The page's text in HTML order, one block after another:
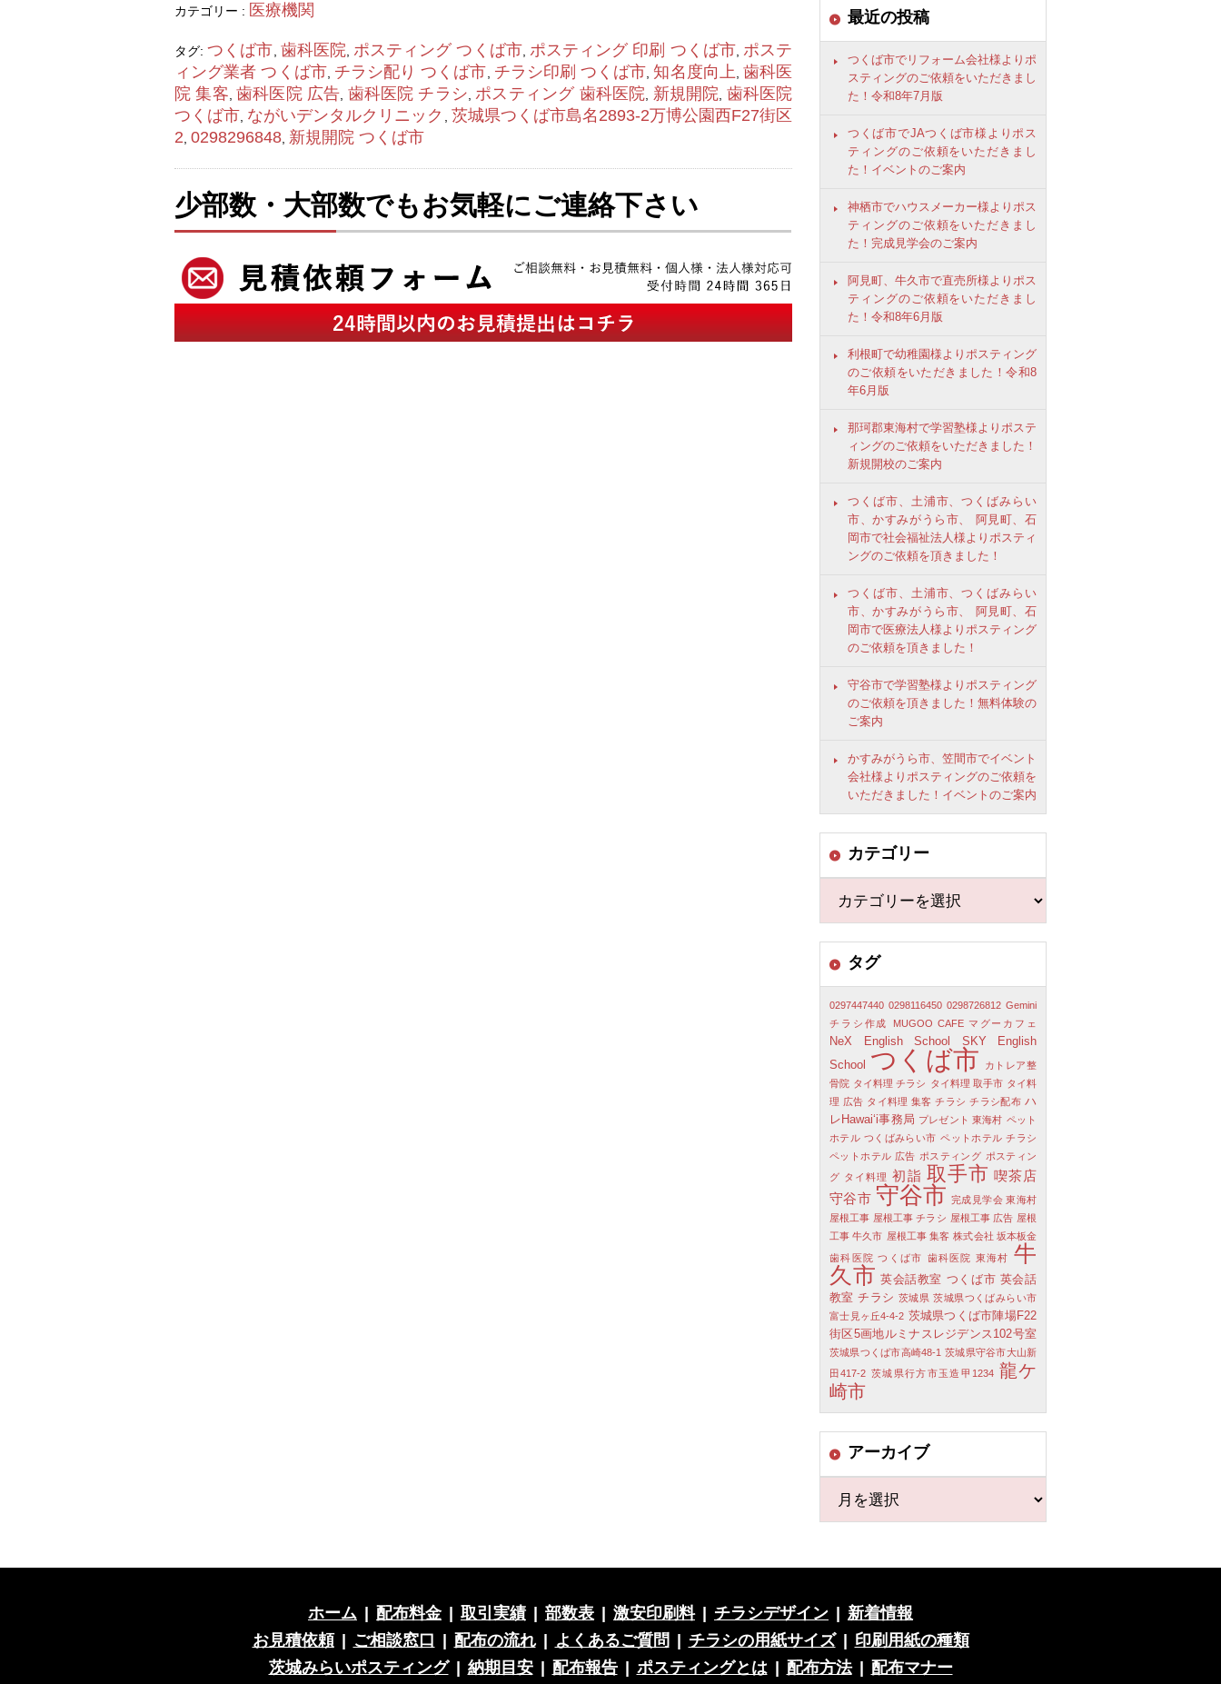
カテゴリー : 医療機関
タグ:つくば市, 歯科医院, ポスティング つくば市, ポスティング 印刷 つくば市, ポステ
ィング業者 つくば市, チラシ配り つくば市, チラシ印刷 つくば市, 知名度向上, 歯科医
院 集客, 歯科医院 広告, 歯科医院 チラシ,ポスティング 歯科医院, 新規開院, 歯科医院
つくば市, ながいデンタルクリニック , 茨城県つくば市島名2893-2万博公園西F27街区
2, 0298296848, 新規開院 つくば市
少部数・大部数でもお気軽にご連絡下さい
最近の投稿
つくば市でリフォーム会社様よりポ
スティングのご依頼をいただきまし
た！令和8年7月版
つくば市でJAつくば市様よりポス
ティングのご依頼をいただきまし
た！イベントのご案内
神栖市でハウスメーカー様よりポス
ティングのご依頼をいただきまし
た！完成見学会のご案内
阿見町、牛久市で直売所様よりポス
ティングのご依頼をいただきまし
た！令和8年6月版
利根町で幼稚園様よりポスティング
のご依頼をいただきました！令和8
年6月版
那珂郡東海村で学習塾様よりポステ
ィングのご依頼をいただきました！
新規開校のご案内
つくば市、土浦市、つくばみらい
市、かすみがうら市、 阿見町、石
岡市で社会福祉法人様よりポスティ
ングのご依頼を頂きました！
つくば市、土浦市、つくばみらい
市、かすみがうら市、 阿見町、石
岡市で医療法人様よりポスティング
のご依頼を頂きました！
守谷市で学習塾様よりポスティング
のご依頼を頂きました！無料体験の
ご案内
かすみがうら市、笠間市でイベント
会社様よりポスティングのご依頼を
いただきました！イベントのご案内
カテゴリー
タグ
0297447440 0298116450 0298726812 Gemini
チラシ作成
MUGOO CAFE マグーカフェ
NeX English School
SKY English
School つくば市
カトレア整
骨院 タイ料理 チラシ タイ料理 取手市 タイ料
理 広告 タイ料理 集客 チラシ チラシ配布 ハ
レHawaiʻi事務局 プレゼント 東海村 ペット
ホテル つくばみらい市 ペットホテル チラシ
ペットホテル 広告 ポスティング ポスティン
グ タイ料理
初詣 取手市 喫茶店
守谷市 守谷市 完成見学会 東海村
屋根工事 屋根工事 チラシ 屋根工事 広告 屋根
工事 牛久市 屋根工事 集客 株式会社 坂本板金
歯科医院 つくば市 歯科医院 東海村 牛
久市 英会話教室 つくば市 英会話
教室 チラシ 茨城県 茨城県つくばみらい市
富士見ヶ丘4-4-2 茨城県つくば市陣場F22
街区5画地ルミナスレジデンス102号室
茨城県つくば市高崎48-1 茨城県守谷市大山新
田417-2 茨城県行方市玉造甲1234 龍ケ
崎市
アーカイブ
ホーム 配布料金 取引実績 部数表 激安印刷料 チラシデザイン
新着情報
お見積依頼
ご相談窓口 配布の流れ よくあるご質問 チラシの用紙サイズ
印刷用紙の種類
茨城みらいポスティング
納期目安 配布報告 ポスティングとは 配布方法 配布マナー